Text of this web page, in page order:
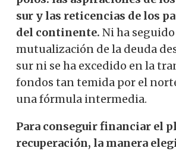
sur y las reticencias de los
del continente. Ni ha
mutualización de la deuda
sur ni se ha excedido en la
fondos tan temida por el
una fórmula intermedia.
Para conseguir financiar el
recuperación, la manera